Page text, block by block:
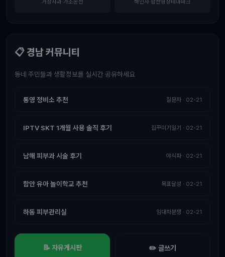
거창사과·가조온천 해인사·합천영상테마파크
📋 경남 커뮤니티
동네 주민들과 생활정보를 실시간 공유하세요
통영 정비소 추천 질문자 · 02-21
IPTV SKT 1개월 사용 솔직 후기 집꾸미기일기 · 02-21
남해 피부과 시술 후기 야식파 · 02-21
함안 유아 놀이학교 추천 목표달성 · 02-21
하동 피부관리실 임대차분쟁 · 02-21
📝 자유게시판 ✏️ 글쓰기